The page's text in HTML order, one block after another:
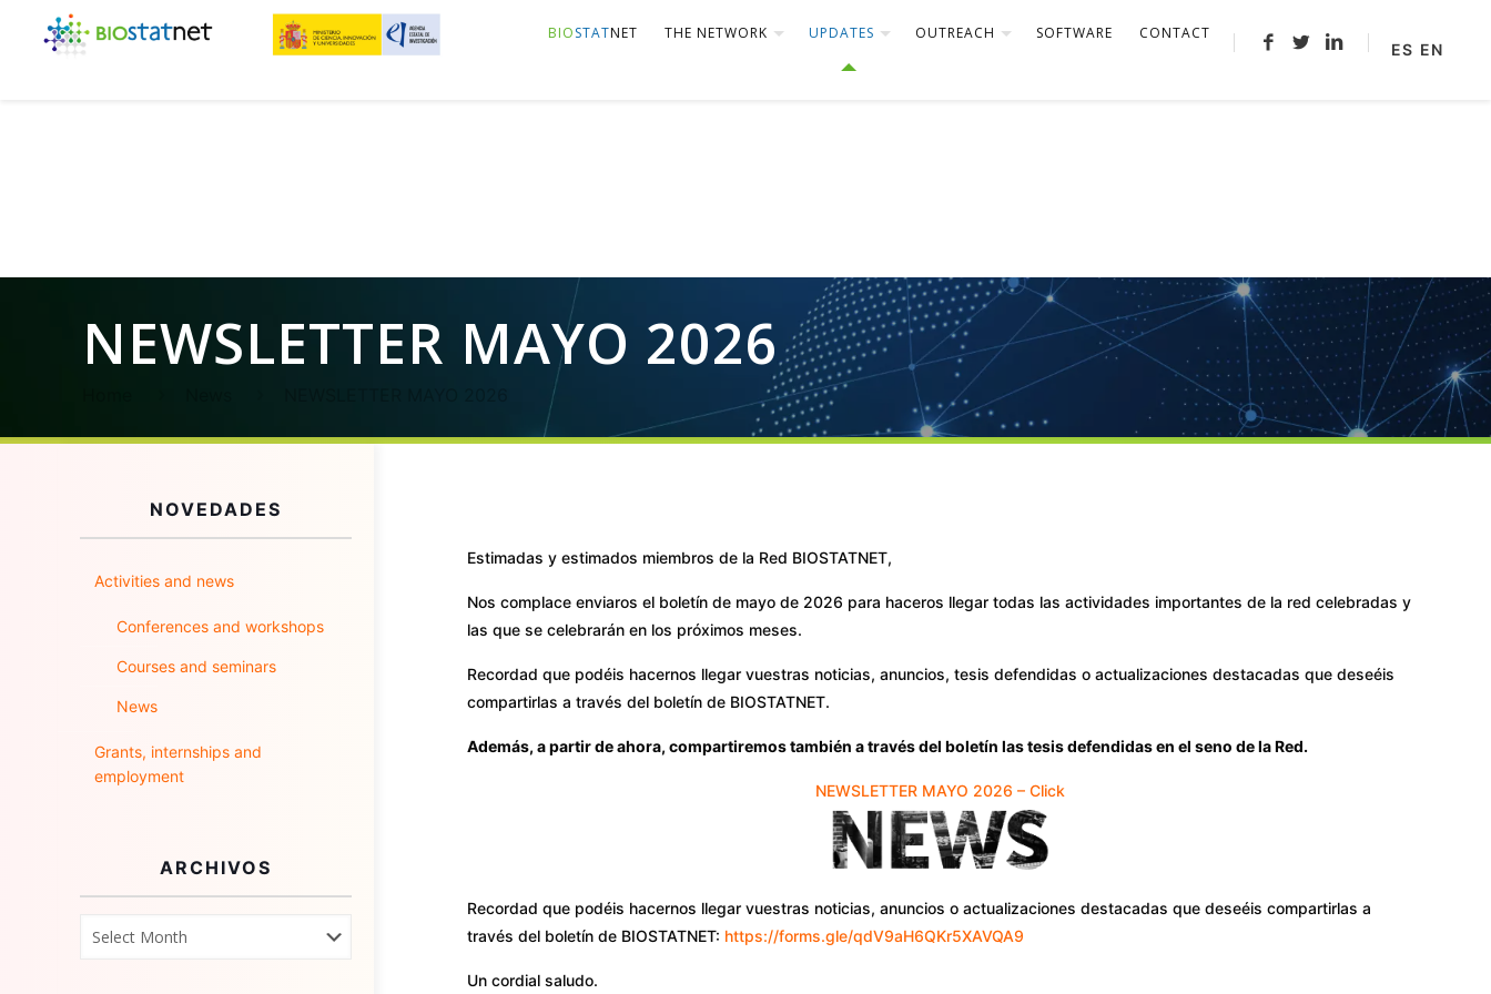
BIOSTATNET THE NETWORK UPDATES OUTREACH SOFTWARE
CONTACT
ES EN
NEWSLETTER MAYO 2026
Estimadas y estimados miembros de la Red BIOSTATNET,
Nos complace enviaros el boletín de mayo de 2026 para haceros llegar todas las actividades importantes de la red celebradas y
las que se celebrarán en los próximos meses.
Recordad que podéis hacernos llegar vuestras noticias, anuncios, tesis defendidas o actualizaciones destacadas que deseéis
compartirlas a través del boletín de BIOSTATNET.
Además, a partir de ahora, compartiremos también a través del boletín las tesis defendidas en el seno de la Red.
NEWSLETTER MAYO 2026 – Click
Recordad que podéis hacernos llegar vuestras noticias, anuncios o actualizaciones destacadas que deseéis compartirlas a
través del boletín de BIOSTATNET: https://forms.gle/qdV9aH6QKr5XAVQA9
Un cordial saludo.
NOVEDADES
Activities and news
Conferences and workshops
Courses and seminars
News
Grants, internships and
employment
ARCHIVOS